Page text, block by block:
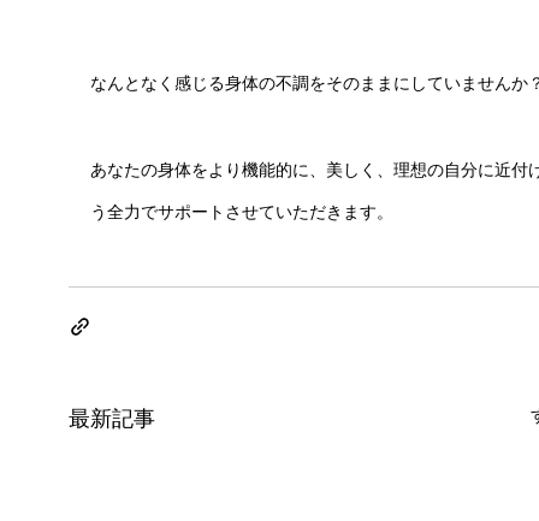
なんとなく感じる身体の不調をそのままにしていませんか
あなたの身体をより機能的に、美しく、理想の自分に近付
う全力でサポートさせていただきます。
最新記事